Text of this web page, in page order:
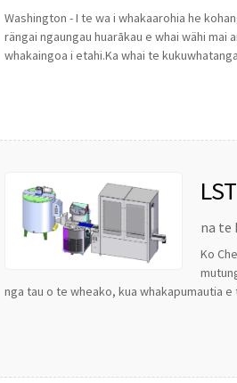
Washington - I te wa i whakaarohia he
rängai ngaungau huarākau e whai wähi mai
whakaingoa i etahi.Ka whai te
na te
Ko
nga tau o te wheako, kua whakapumautia